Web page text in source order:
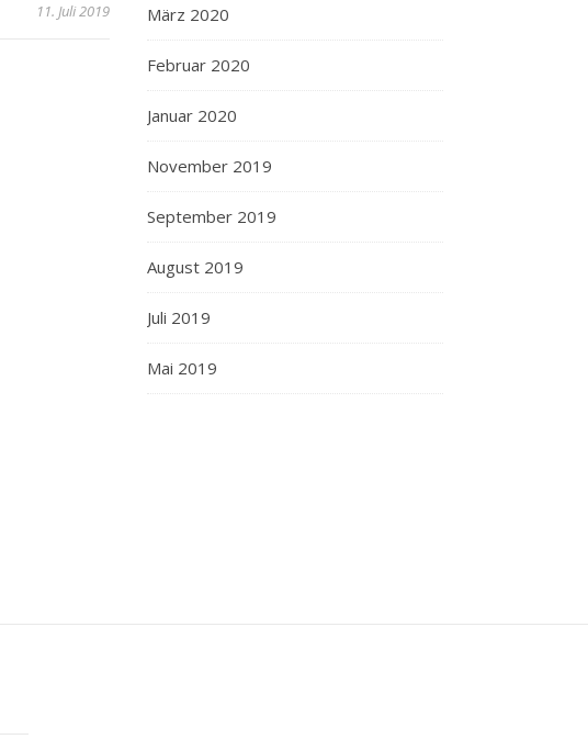
11. Juli 2019 März 2020
Februar 2020
Januar 2020
November 2019
September 2019
August 2019
Juli 2019
Mai 2019